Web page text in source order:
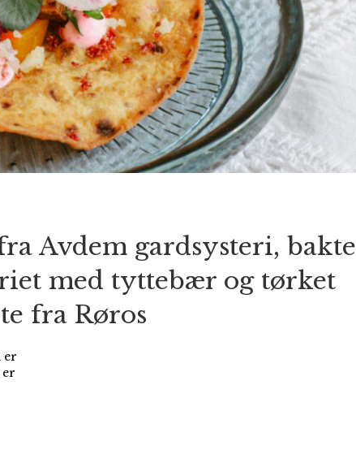
Avdem gardsysteri, bakte
med tyttebær og tørket
fra Røros
er